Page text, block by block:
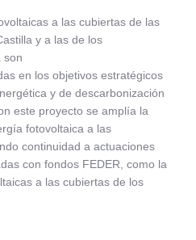
a las cubiertas de las
y a las de los
son
en los objetivos estratégicos
y de descarbonización
este proyecto se amplía la
fotovoltaica a las
continuidad a actuaciones
con fondos FEDER, como la
a las cubiertas de los